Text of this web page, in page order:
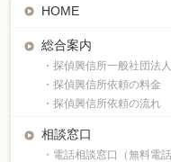
HOME
総合案内
・探偵興信所一般社団法
・探偵興信所依頼の料金
・探偵興信所依頼の流れ
相談窓口
・電話相談窓口（無料電話